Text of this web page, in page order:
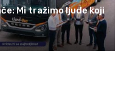
Mi tražimo ljude koji